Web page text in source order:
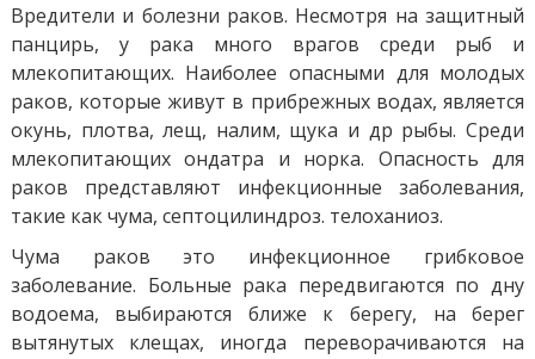
Вредители и болезни раков. Несмотря на защитный
панцирь, у рака много врагов среди рыб и
млекопитающих. Наиболее опасными для молодых
раков, которые живут в прибрежных водах, является
окунь, плотва, лещ, налим, щука и др рыбы. Среди
млекопитающих ондатра и норка. Опасность для
раков представляют инфекционные заболевания,
такие как чума, септоцилиндроз. телоханиоз.
Чума раков это инфекционное грибковое
заболевание. Больные рака передвигаются по дну
водоема, выбираются ближе к берегу, на берег
вытянутых клещах, иногда переворачиваются на